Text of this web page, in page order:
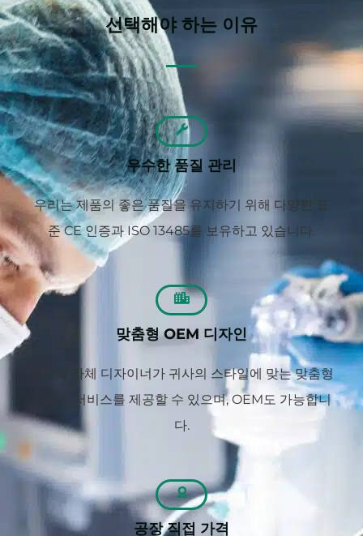
선택해야 하는 이유
우수한 품질 관리
우리는 제품의 좋은 품질을 유지하기 위해 다양한 표
준 CE 인증과 ISO 13485를 보유하고 있습니다.
맞춤형 OEM 디자인
당사의 자체 디자이너가 귀사의 스타일에 맞는 맞춤형
디자인 서비스를 제공할 수 있으며, OEM도 가능합니
다.
공장 직접 가격